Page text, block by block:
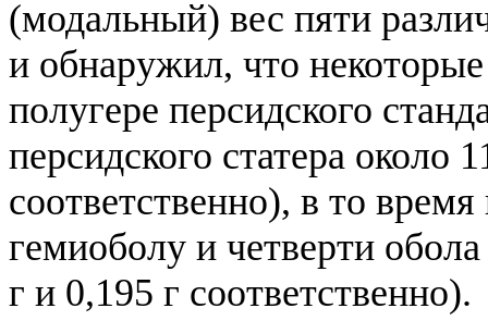
(модальный) вес пяти
и обнаружил, что
полугере персидского
персидского статера около
соответственно), в то
гемиоболу и четверти
г и 0,195 г соответственно).